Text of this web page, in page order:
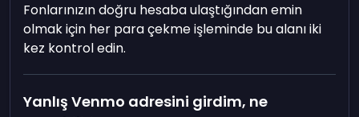
Fonlarınızın doğru hesaba ulaştığından emin
olmak için her para çekme işleminde bu alanı iki
kez kontrol edin.
Yanlış Venmo adresini girdim, ne